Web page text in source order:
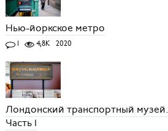
Нью-йоркское метро
1 4,8K 2020
Лондонский транспортный музей.
Часть 1